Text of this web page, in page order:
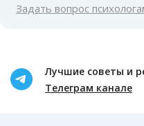
Задать вопрос
Лучшие советы и
Телеграм канале